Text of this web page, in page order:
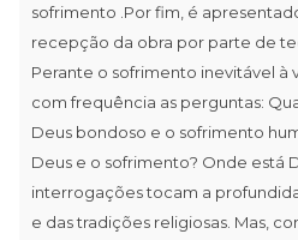
sofrimento .Por fim, é
recepção da obra por parte de
Perante o sofrimento inevitável à
com frequência as perguntas:
Deus bondoso e o sofrimento
Deus e o sofrimento? Onde está
interrogações tocam a
e das tradições religiosas. Mas,